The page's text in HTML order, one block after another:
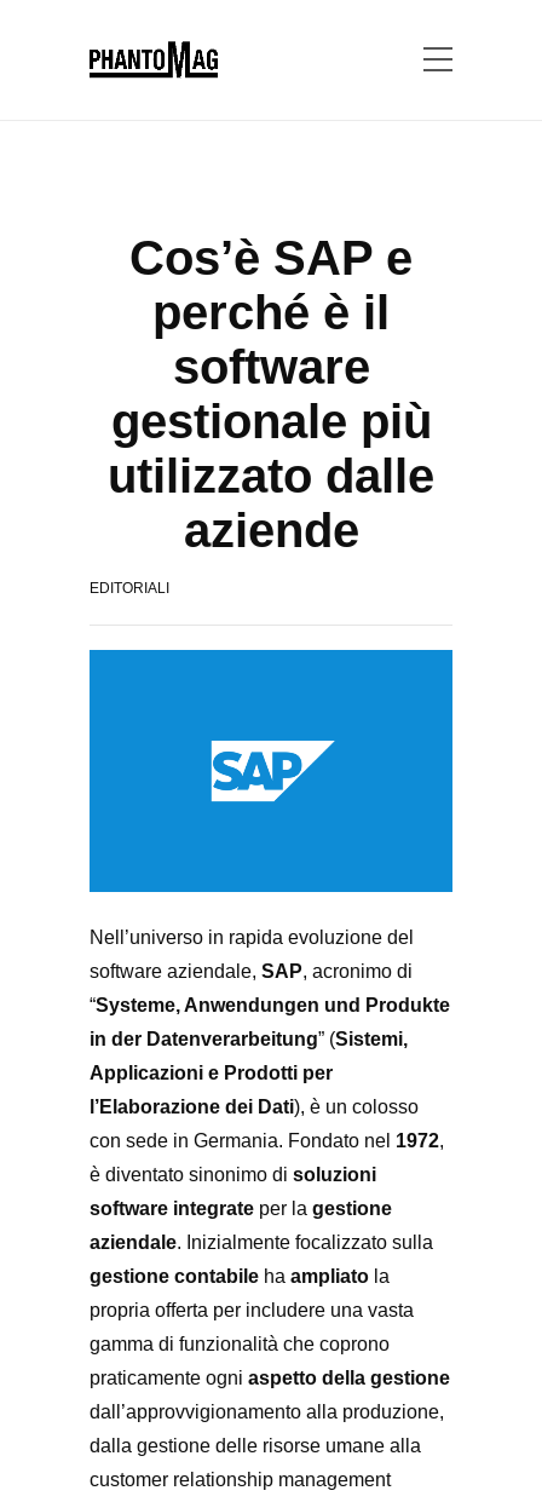
Cos’è SAP e
perché è il
software
gestionale più
utilizzato dalle
aziende
EDITORIALI
Nell’universo in rapida evoluzione del
software aziendale, SAP, acronimo di
“Systeme, Anwendungen und Produkte
in der Datenverarbeitung” (Sistemi,
Applicazioni e Prodotti per
l’Elaborazione dei Dati), è un colosso
con sede in Germania. Fondato nel 1972,
è diventato sinonimo di soluzioni
software integrate per la gestione
aziendale. Inizialmente focalizzato sulla
gestione contabile ha ampliato la
propria offerta per includere una vasta
gamma di funzionalità che coprono
praticamente ogni aspetto della gestione
dall’approvvigionamento alla produzione,
dalla gestione delle risorse umane alla
customer relationship management